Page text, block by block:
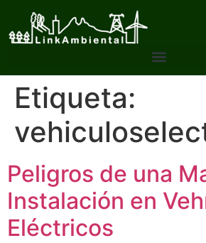
Etiqueta:
Peligros de una
Instalación en
Eléctricos